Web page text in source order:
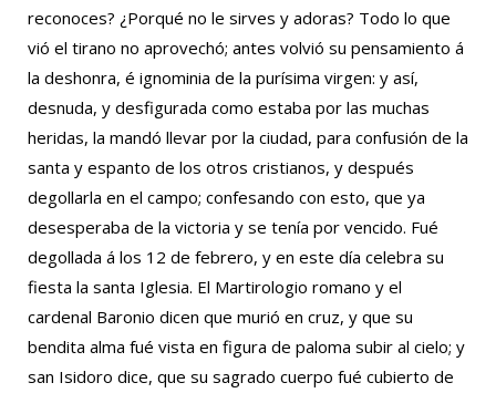
reconoces? ¿Porqué no le sirves y adoras? Todo lo que
vió el tirano no aprovechó; antes volvió su pensamiento á
la deshonra, é ignominia de la purísima virgen: y así,
desnuda, y desfigurada como estaba por las muchas
heridas, la mandó llevar por la ciudad, para confusión de la
santa y espanto de los otros cristianos, y después
degollarla en el campo; confesando con esto, que ya
desesperaba de la victoria y se tenía por vencido. Fué
degollada á los 12 de febrero, y en este día celebra su
fiesta la santa Iglesia. El Martirologio romano y el
cardenal Baronio dicen que murió en cruz, y que su
bendita alma fué vista en figura de paloma subir al cielo; y
san Isidoro dice, que su sagrado cuerpo fué cubierto de